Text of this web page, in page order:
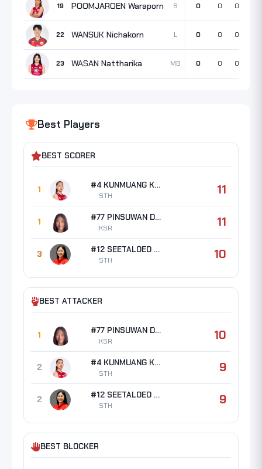
19 POOMJAROEN Waraporn S 0 0 0
22 WANSUK Nichakorn L 0 0 0
23 WASAN Nattharika MB 0 0 0
Best Players
BEST SCORER
1 #4 KUNMUANG Kanyarat
STH 11
1 #77 PINSUWAN Darin
KSR 11
3 #12 SEETALOED Warisara
STH 10
BEST ATTACKER
1 #77 PINSUWAN Darin
KSR 10
2 #4 KUNMUANG Kanyarat
STH 9
2 #12 SEETALOED Warisara
STH 9
BEST BLOCKER